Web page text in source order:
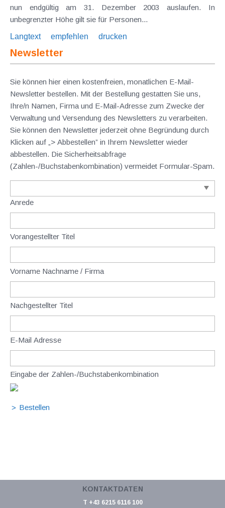
nun endgültig am 31. Dezember 2003 auslaufen. In
unbegrenzter Höhe gilt sie für Personen...
Langtext
empfehlen drucken
Newsletter
Sie können hier einen kostenfreien, monatlichen E-Mail-
Newsletter bestellen. Mit der Bestellung gestatten Sie uns,
Ihre/n Namen, Firma und E-Mail-Adresse zum Zwecke der
Verwaltung und Versendung des Newsletters zu verarbeiten.
Sie können den Newsletter jederzeit ohne Begründung durch
Klicken auf „> Abbestellen” in Ihrem Newsletter wieder
abbestellen. Die Sicherheitsabfrage
(Zahlen-/Buchstabenkombination) vermeidet Formular-Spam.
Anrede
Vorangestellter Titel
Vorname Nachname / Firma
Nachgestellter Titel
E-Mail Adresse
Eingabe der Zahlen-/Buchstabenkombination
KONTAKTDATEN
T +43 6215 6116 100